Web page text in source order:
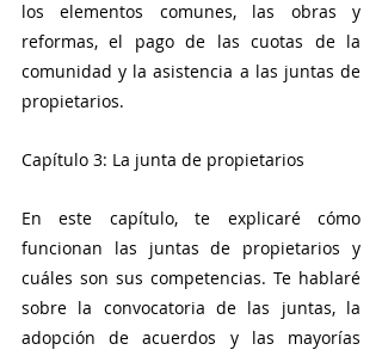
los elementos comunes, las obras y
reformas, el pago de las cuotas de la
comunidad y la asistencia a las juntas de
propietarios.
Capítulo 3: La junta de propietarios
En este capítulo, te explicaré cómo
funcionan las juntas de propietarios y
cuáles son sus competencias. Te hablaré
sobre la convocatoria de las juntas, la
adopción de acuerdos y las mayorías